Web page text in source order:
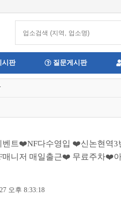
시판 질문게시판
트❤️NF다수영입 ❤️신논현역
니저 매일출근❤️ 무료주차
오후 8:33:18